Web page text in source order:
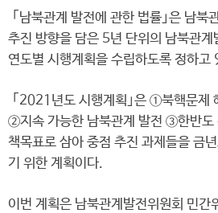
｢남북관계 발전에 관한 법률｣은 남북
추진 방향을 담은 5년 단위의 남북관
연도별 시행계획을 수립하도록 정하고
｢2021년도 시행계획｣은 ①북핵문제
②지속 가능한 남북관계 발전 ③한반도
책목표로 삼아 중점 추진 과제들을 금
기 위한 계획이다.
이번 계획은 남북관계발전위원회 민간